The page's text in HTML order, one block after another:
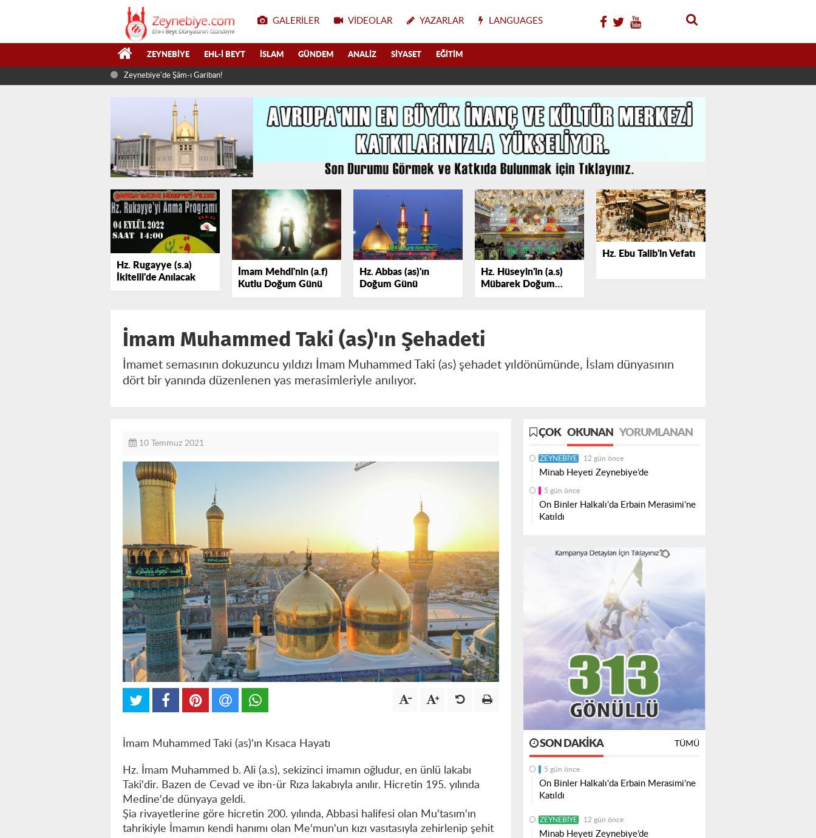
GALERILER VIDEOLAR YAZARLAR LANGUAGES
ZEYNEBIYE EHL-I BEYT İSLAM GÜNDEM ANALIZ SIYASET EĞITIM
Zeynebiye'de Şâm-ı Gariban!
Hz. Rugayye (s.a)
İkitelli'de Anılacak
İmam Mehdi'nin (a.f)
Kutlu Doğum Günü
Hz. Abbas (as)'ın
Doğum Günü
Hz. Hüseyin'in (a.s)
Mübarek Doğum
Günü
Hz. Ebu Talib'in Vefatı
İmam Muhammed Taki (as)'ın Şehadeti
İmamet semasının dokuzuncu yıldızı İmam Muhammed Taki (as) şehadet yıldönümünde, İslam dünyasının
dört bir yanında düzenlenen yas merasimleriyle anılıyor.
10 Temmuz 2021
İmam Muhammed Taki (as)'ın Kısaca Hayatı
Hz. İmam Muhammed b. Ali (a.s), sekizinci imamın oğludur, en ünlü lakabı
Taki'dir. Bazen de Cevad ve ibn-ür Rıza lakabıyla anılır. Hicretin 195. yılında
Medine'de dünyaya geldi.
Şia rivayetlerine göre hicretin 200. yılında, Abbasi halifesi olan Mu'tasım'ın
tahrikiyle İmamın kendi hanımı olan Me'mun'un kızı vasıtasıyla zehirlenip şehit
ÇOK OKUNAN YORUMLANAN
ZEYNEBIYE 12 gün önce
Minab Heyeti Zeynebiye’de
5 gün önce
On Binler Halkalı'da Erbain Merasimi’ne
Katıldı
SON DAKIKA TÜMÜ
5 gün önce
On Binler Halkalı'da Erbain Merasimi’ne
Katıldı
ZEYNEBIYE 12 gün önce
Minab Heyeti Zeynebiye’de